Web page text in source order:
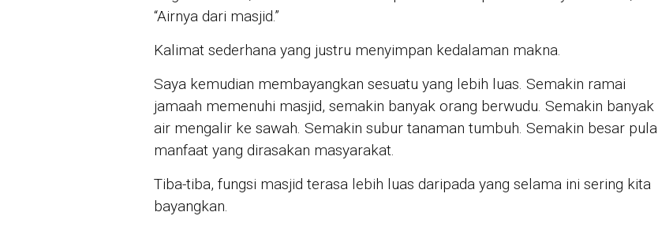
“Airnya dari masjid.”
Kalimat sederhana yang justru menyimpan kedalaman makna.
Saya kemudian membayangkan sesuatu yang lebih luas. Semakin ramai
jamaah memenuhi masjid, semakin banyak orang berwudu. Semakin banyak
air mengalir ke sawah. Semakin subur tanaman tumbuh. Semakin besar pula
manfaat yang dirasakan masyarakat.
Tiba-tiba, fungsi masjid terasa lebih luas daripada yang selama ini sering kita
bayangkan.